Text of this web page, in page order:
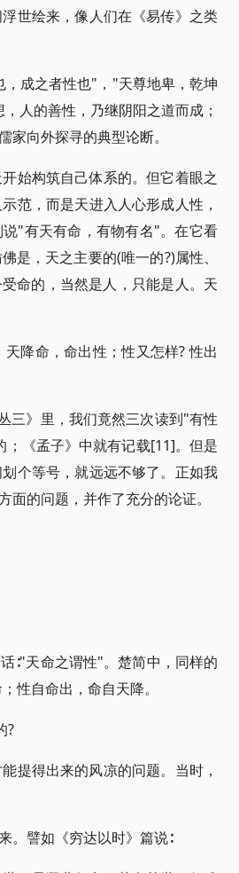
世绘来，像人们在《易传》之类
成之者性也"，"天尊地卑，乾坤
人的善性，乃继阴阳之道而成；
向外探寻的典型论断。
始构筑自己体系的。但它着眼之
范，而是天进入人心形成人性，
"有天有命，有物有名"。在它看
是，天之主要的(唯一的?)属性、
命的，当然是人，只能是人。天
降命，命出性；性又怎样? 性出
三》里，我们竟然三次读到"有性
《孟子》中就有记载[11]。但是
个等号，就远远不够了。正如我
的问题，并作了充分的论证。
∶"天命之谓性"。楚简中，同样的
性自命出，命自天降。
?
提得出来的风凉的问题。当时，
。譬如《穷达以时》篇说∶